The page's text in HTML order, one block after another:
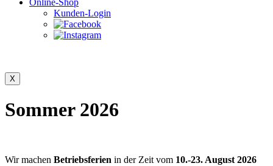
Online-Shop
Kunden-Login
Sommer 2026
Wir machen Betriebsferien in der Zeit vom 10.-23. August 2026